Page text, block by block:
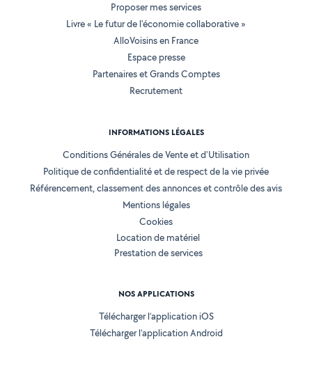
Proposer mes services
Livre « Le futur de l'économie collaborative »
AlloVoisins en France
Espace presse
Partenaires et Grands Comptes
Recrutement
INFORMATIONS LÉGALES
Conditions Générales de Vente et d'Utilisation
Politique de confidentialité et de respect de la vie privée
Référencement, classement des annonces et contrôle des avis
Mentions légales
Cookies
Location de matériel
Prestation de services
NOS APPLICATIONS
Télécharger l’application iOS
Télécharger l’application Android